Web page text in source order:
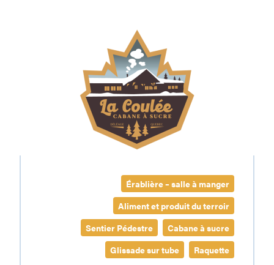
Érablière – salle à manger
Aliment et produit du terroir
Sentier Pédestre
Cabane à sucre
Glissade sur tube
Raquette